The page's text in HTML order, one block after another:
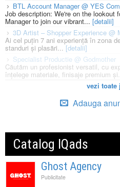
BTL Account Manager @ YES
Job description: We're on the lookout
Manager to join our vibrant... [detalii]
3D Artist – Shopper Experience @
Ai cel puțin 7 ani experiență în zona
standuri și plasări...[detalii]
Specialist Productie @ Godmother
Căutăm un profesionist versatil, cu
înțelege materiale, finisaje premium
vezi toate
Adauga
Catalog IQads
Ghost Agency
Publicitate